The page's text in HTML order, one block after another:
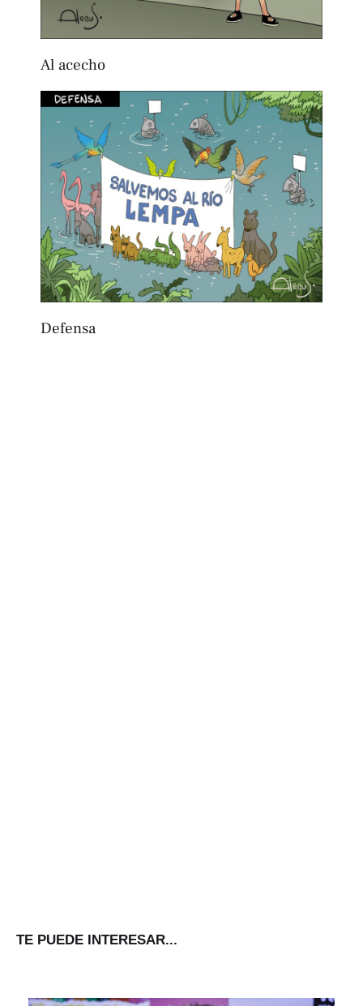
Al acecho
Defensa
TE PUEDE INTERESAR...